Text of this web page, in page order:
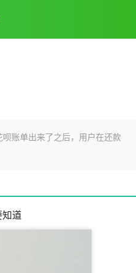
账单出来了之后，用户在还款
知道